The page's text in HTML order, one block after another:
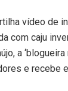
vídeo de
com caju
a ‘blogueira
e recebe